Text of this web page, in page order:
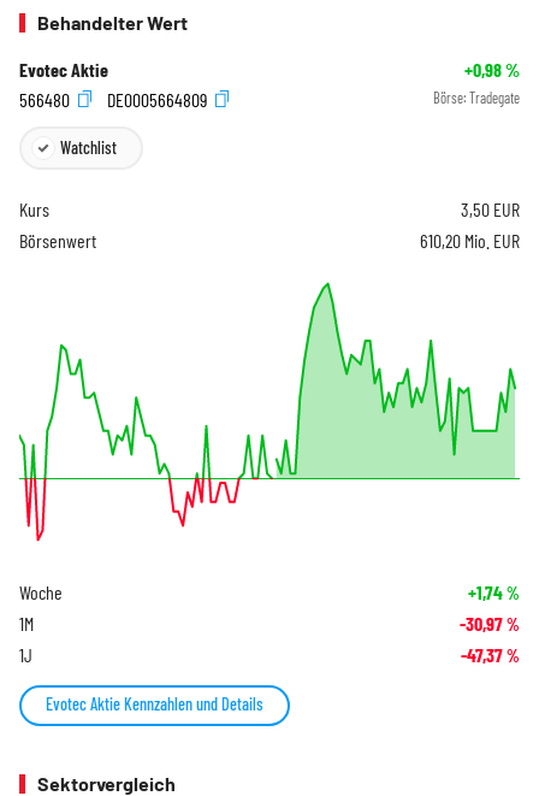
Behandelter Wert
Evotec Aktie +0,98%
566480
DE0005664809 Börse: Tradegate
Watchlist
Kurs 3,50 EUR
Börsenwert
610,20 Mio. EUR
Woche +1,74%
1M -30,97%
1J -47,37%
Evotec Aktie Kennzahlen und Details
Sektorvergleich